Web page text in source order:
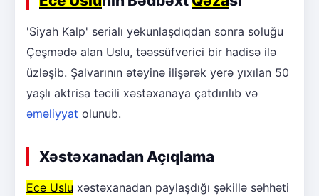
'Siyah Kalp' serialı yekunlaşdıqdan sonra soluğu
Çeşmədə alan Uslu, təəssüfverici bir hadisə ilə
üzləşib. Şalvarının ətəyinə ilişərək yerə yıxılan 50
yaşlı aktrisa təcili xəstəxanaya çatdırılıb və
əməliyyat olunub.
Xəstəxanadan Açıqlama
Ece Uslu xəstəxanadan paylaşdığı şəkillə səhhəti